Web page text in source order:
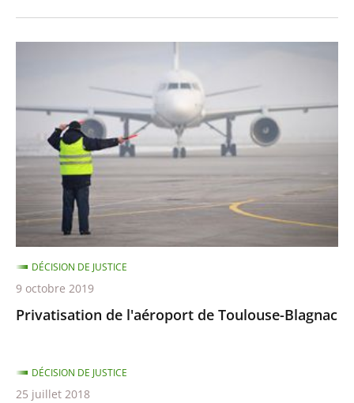
Toulouse-
Blagnac
Privatisation de l'aéroport de Toulouse-Blagnac
DÉCISION DE JUSTICE
9 octobre 2019
DÉCISION DE JUSTICE
25 juillet 2018